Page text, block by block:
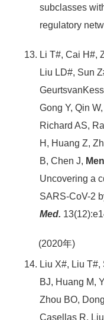
subclasses
regulatory
Li T#, Cai H#,
Liu LD#, Sun
Gong Y, Qin
Richard AS,
H, Huang Z,
B, Chen J,
Uncovering a
SARS-CoV-2
Med.
(2020年)
Liu X#, Liu
BJ, Huang M,
Zhou BO,
Casellas R,